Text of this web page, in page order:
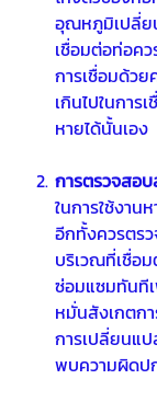
อุณหภูมิเปลี่ย
เชื่อมต่อท่อคว
การเชื่อมด้ว
เกินไปในการ
หายได้นั้นเอง
การตรวจสอ
ในการใช้งาน
อีกทั้งควรตร
บริเวณที่เชื่อ
ซ่อมแซมทันที
หมั่นสังเกตก
การเปลี่ยนแ
พบความผิดป